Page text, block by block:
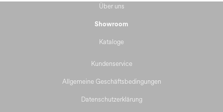
Über uns
Showroom
Kataloge
Kundenservice
Allgemeine Geschäftsbedingungen
Datenschutzerklärung